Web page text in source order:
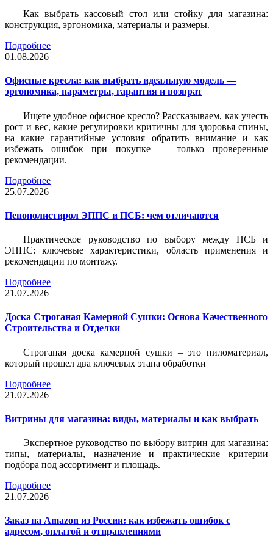
Как выбрать кассовый стол или стойку для магазина:
конструкция, эргономика, материалы и размеры.
Подробнее
01.08.2026
Офисные кресла: как выбрать идеальную модель —
эргономика, параметры, гарантия и возврат
Ищете удобное офисное кресло? Рассказываем, как учесть
рост и вес, какие регулировки критичны для здоровья спины,
на какие гарантийные условия обратить внимание и как
избежать ошибок при покупке — только проверенные
рекомендации.
Подробнее
25.07.2026
Пенополистирол ЭППС и ПСБ: чем отличаются
Практическое руководство по выбору между ПСБ и
ЭППС: ключевые характеристики, область применения и
рекомендации по монтажу.
Подробнее
21.07.2026
Доска Строганая Камерной Сушки: Основа Качественного
Строительства и Отделки
Строганая доска камерной сушки – это пиломатериал,
который прошел два ключевых этапа обработки
Подробнее
21.07.2026
Витрины для магазина: виды, материалы и как выбрать
Экспертное руководство по выбору витрин для магазина:
типы, материалы, назначение и практические критерии
подбора под ассортимент и площадь.
Подробнее
21.07.2026
Заказ на Amazon из России: как избежать ошибок с
адресом, оплатой и отправлениями